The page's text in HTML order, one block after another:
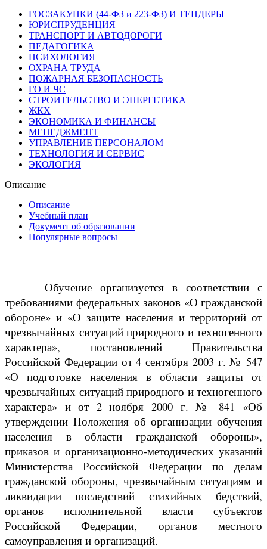
ГОСЗАКУПКИ (44-ФЗ и 223-ФЗ) И ТЕНДЕРЫ
ЮРИСПРУДЕНЦИЯ
ТРАНСПОРТ И АВТОДОРОГИ
ПЕДАГОГИКА
ПСИХОЛОГИЯ
ОХРАНА ТРУДА
ПОЖАРНАЯ БЕЗОПАСНОСТЬ
ГО И ЧС
СТРОИТЕЛЬСТВО И ЭНЕРГЕТИКА
ЖКХ
ЭКОНОМИКА И ФИНАНСЫ
МЕНЕДЖМЕНТ
УПРАВЛЕНИЕ ПЕРСОНАЛОМ
ТЕХНОЛОГИЯ И СЕРВИС
ЭКОЛОГИЯ
Описание
Описание
Учебный план
Документ об образовании
Популярные вопросы
Обучение организуется в соответствии с
требованиями федеральных законов «О гражданской
обороне» и «О защите населения и территорий от
чрезвычайных ситуаций природного и техногенного
характера», постановлений Правительства
Российской Федерации от 4 сентября 2003 г. № 547
«О подготовке населения в области защиты от
чрезвычайных ситуаций природного и техногенного
характера» и от 2 ноября 2000 г. № 841 «Об
утверждении Положения об организации обучения
населения в области гражданской обороны»,
приказов и организационно-методических указаний
Министерства Российской Федерации по делам
гражданской обороны, чрезвычайным ситуациям и
ликвидации последствий стихийных бедствий,
органов исполнительной власти субъектов
Российской Федерации, органов местного
самоуправления и организаций.